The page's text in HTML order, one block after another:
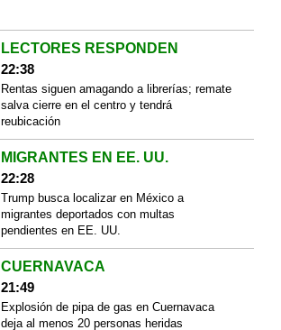
LECTORES RESPONDEN
22:38
Rentas siguen amagando a librerías; remate
salva cierre en el centro y tendrá
reubicación
MIGRANTES EN EE. UU.
22:28
Trump busca localizar en México a
migrantes deportados con multas
pendientes en EE. UU.
CUERNAVACA
21:49
Explosión de pipa de gas en Cuernavaca
deja al menos 20 personas heridas